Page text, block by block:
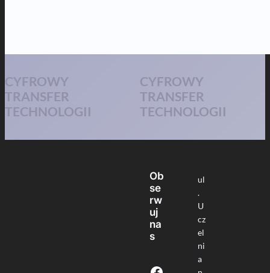
CYFROWY
TRANSFER
TECHNOLOGII
CYFROWY
TRANSFER
TECHNOLOGII
ul
.
U
cz
el
ni
a
Ob
se
rw
uj
na
s